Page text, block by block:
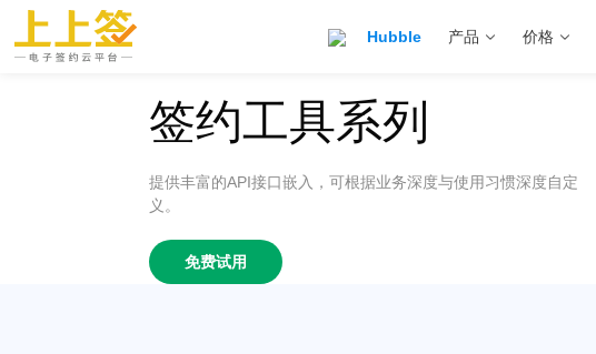
Hubble 产品 价格
签约工具系列
提供丰富的API接口嵌入，可根据业务深度与使用习惯深度自定
义。
免费试用